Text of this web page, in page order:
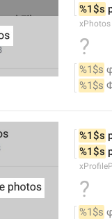
%1$s
xPhotos
?
%1$s
%1$s
%1$s
%1$s
?
%1$s